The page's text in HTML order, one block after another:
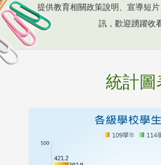
提供教育相關政策說明、宣導短
訊，歡迎踴躍收
統計圖